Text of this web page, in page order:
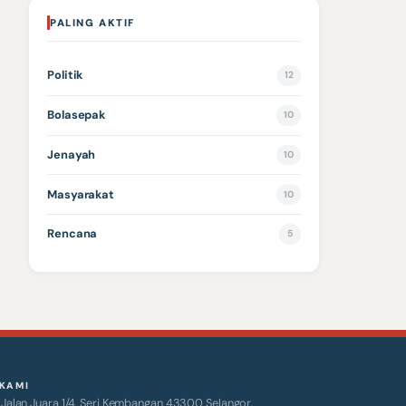
PALING AKTIF
Politik 12
Bolasepak 10
Jenayah 10
Masyarakat 10
Rencana 5
Juara 1/4, Seri Kembangan 43300 Selangor.